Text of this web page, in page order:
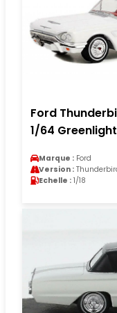
Ford
1/64 Greenlight
Marque : Ford
Version :
Echelle : 1/18